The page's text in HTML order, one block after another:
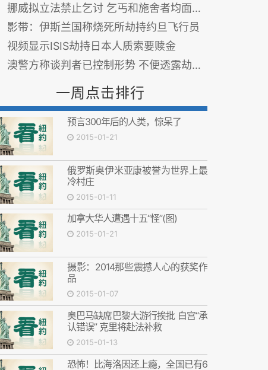
挪威拟立法禁止乞讨 乞丐和施舍者均面临监禁惩罚
影带：伊斯兰国称烧死所劫持约旦飞行员
视频显示ISIS劫持日本人质索要赎金
澳警方称谈判者已控制形势 不便透露劫持者身份
一周点击排行
预言300年后的人类，惊呆了
2015-01-21
俄罗斯奥伊米亚康被誉为世界上最
冷村庄
2015-01-11
加拿大华人遭遇十五“怪”(图)
2015-01-21
摄影：2014那些震撼人心的获奖作
品
2015-01-07
奥巴马缺席巴黎大游行挨批 白宫“承
认错误” 克里将赴法补救
2015-01-13
恐怖！比海洛因还上瘾，全国已有6